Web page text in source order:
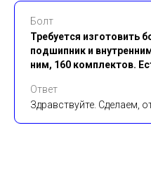
Болт
Требуется изготовить
подшипник и
ним, 160 комплектов.
Ответ
Здравствуйте. Сделаем,